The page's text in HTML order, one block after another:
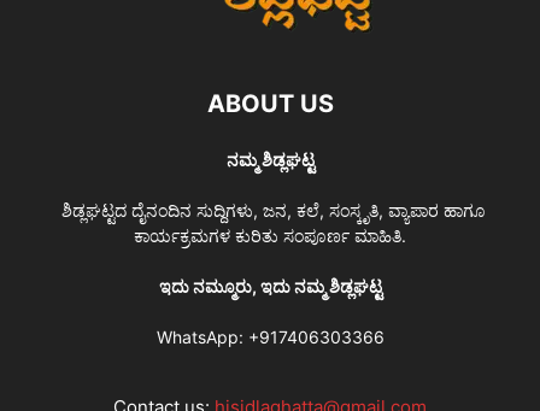
ABOUT US
ನಮ್ಮ ಶಿಡ್ಲಘಟ್ಟ
ಶಿಡ್ಲಘಟ್ಟದ ದೈನಂದಿನ ಸುದ್ದಿಗಳು, ಜನ, ಕಲೆ, ಸಂಸ್ಕೃತಿ, ವ್ಯಾಪಾರ ಹಾಗೂ
ಕಾರ್ಯಕ್ರಮಗಳ ಕುರಿತು ಸಂಪೂರ್ಣ ಮಾಹಿತಿ.
ಇದು ನಮ್ಮೂರು, ಇದು ನಮ್ಮ ಶಿಡ್ಲಘಟ್ಟ
WhatsApp: +917406303366